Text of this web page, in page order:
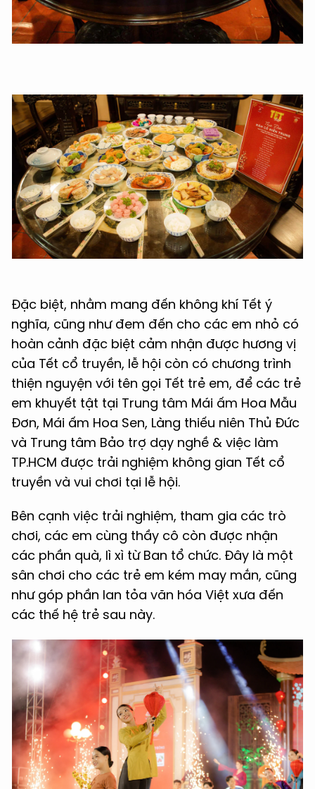
Đặc biệt, nhằm mang đến không khí Tết ý
nghĩa, cũng như đem đến cho các em nhỏ có
hoàn cảnh đặc biệt cảm nhận được hương vị
của Tết cổ truyền, lễ hội còn có chương trình
thiện nguyện với tên gọi Tết trẻ em, để các trẻ
em khuyết tật tại Trung tâm Mái ấm Hoa Mẫu
Đơn, Mái ấm Hoa Sen, Làng thiếu niên Thủ Đức
và Trung tâm Bảo trợ dạy nghề & việc làm
TP.HCM được trải nghiệm không gian Tết cổ
truyền và vui chơi tại lễ hội.
Bên cạnh việc trải nghiệm, tham gia các trò
chơi, các em cùng thầy cô còn được nhận
các phần quà, lì xì từ Ban tổ chức. Đây là một
sân chơi cho các trẻ em kém may mắn, cũng
như góp phần lan tỏa văn hóa Việt xưa đến
các thế hệ trẻ sau này.